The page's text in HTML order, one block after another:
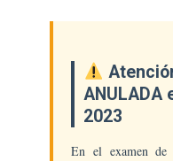
ANULADA
2023
En el examen de